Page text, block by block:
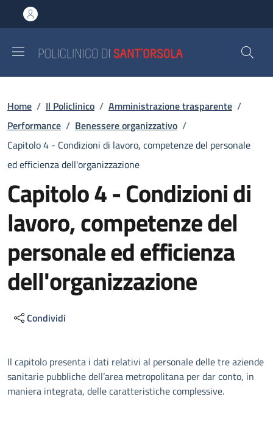
al contenuto principale
to footer content
Briciole di pane
Home / Il Policlinico / Amministrazione trasparente /
Performance / Benessere organizzativo /
Capitolo 4 - Condizioni di lavoro, competenze del personale
ed efficienza dell'organizzazione
Capitolo 4 - Condizioni di
lavoro, competenze del
personale ed efficienza
dell'organizzazione
Condividi
Descrizione
Il capitolo presenta i dati relativi al personale delle tre aziende
sanitarie pubbliche dell’area metropolitana per dar conto, in
maniera integrata, delle caratteristiche complessive.